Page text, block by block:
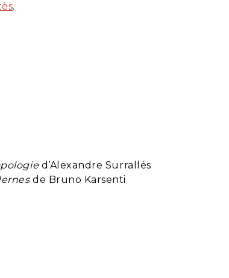
.
d’Alexandre Surrallés
de Bruno Karsenti